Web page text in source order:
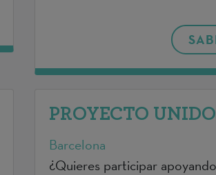
PROYECTO
Barcelona
¿Quieres participar